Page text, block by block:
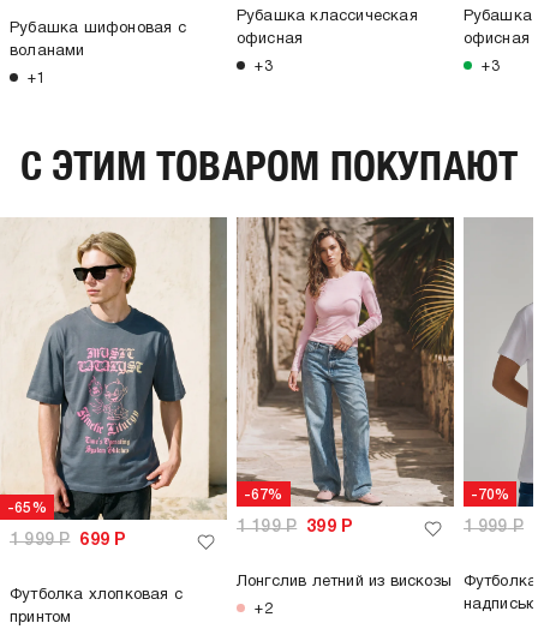
Рубашка шифоновая с
воланами
+1
Рубашка классическая
офисная
+3
Рубашка
офисная
+3
C ЭТИМ ТОВАРОМ ПОКУПАЮТ
-65%
1 999Р 699 Р
Футболка хлопковая с
принтом
-67%
1 199Р 399Р
Лонгслив летний из вискозы
+2
-70%
1 999Р
надписью